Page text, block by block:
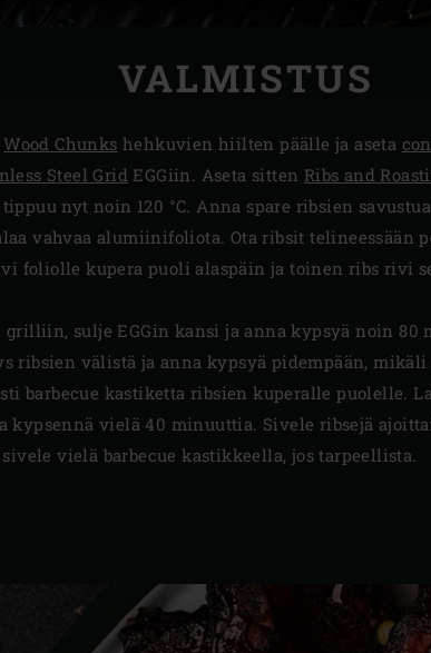
VALMISTUS
Wood Chunks hehkuvien hiilten päälle ja aseta
Steel Grid EGGiin. Aseta sitten Ribs and
nyt noin 120 °C. Anna spare ribsien
vahvaa alumiinifoliota. Ota ribsit telineessään
foliolle kupera puoli alaspäin ja toinen ribs rivi
sulje EGGin kansi ja anna kypsyä noin 80
ribsien välistä ja anna kypsyä pidempään, mikäli
barbecue kastiketta ribsien kuperalle puolelle.
kypsennä vielä 40 minuuttia. Sivele ribsejä
vielä barbecue kastikkeella, jos tarpeellista.